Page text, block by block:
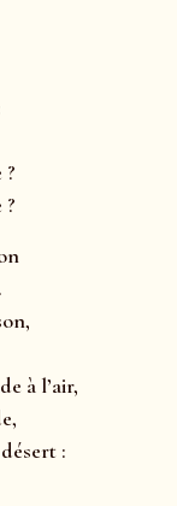
à l’air,
: